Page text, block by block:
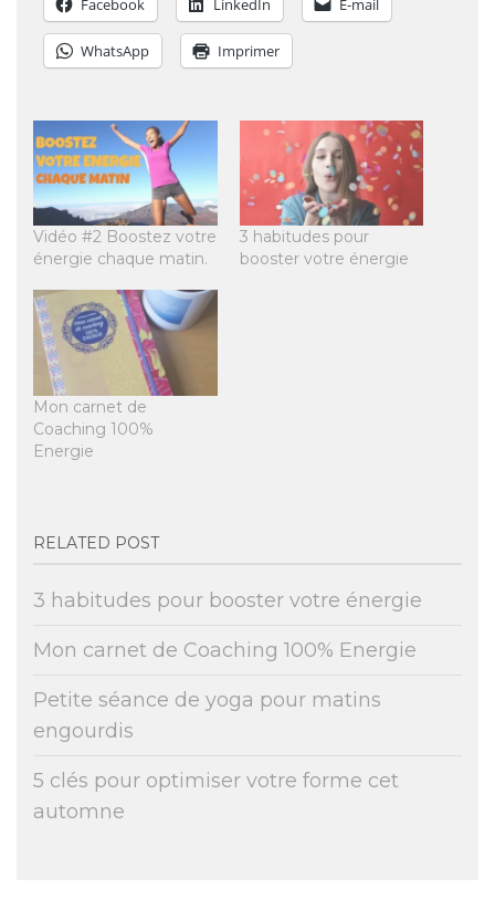
Facebook LinkedIn E-mail
WhatsApp Imprimer
Vidéo #2 Boostez votre
énergie chaque matin.
3 habitudes pour
booster votre énergie
Mon carnet de
Coaching 100%
Energie
RELATED POST
3 habitudes pour booster votre énergie
Mon carnet de Coaching 100% Energie
Petite séance de yoga pour matins
engourdis
5 clés pour optimiser votre forme cet
automne